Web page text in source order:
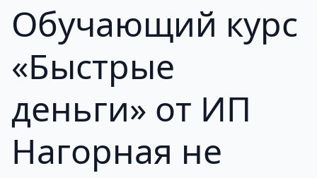
Обучающий курс
«Быстрые
деньги» от ИП
Нагорная не